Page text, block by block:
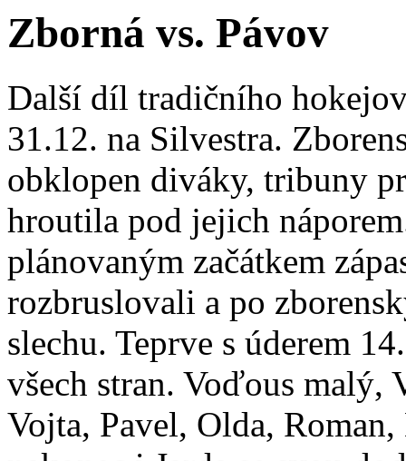
Zborná vs. Pávov
Další díl tradičního
31.12. na Silvestra.
obklopen diváky, tribuny
hroutila pod jejich
plánovaným začátkem
rozbruslovali a po
slechu. Teprve s úderem
všech stran. Voďous
Vojta, Pavel, Olda,